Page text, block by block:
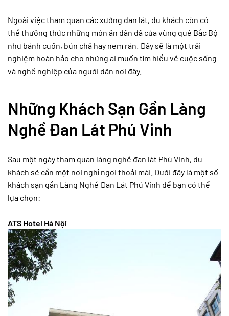
Ngoài việc tham quan các xưởng đan lát, du khách còn có
thể thưởng thức những món ăn dân dã của vùng quê Bắc Bộ
như bánh cuốn, bún chả hay nem rán. Đây sẽ là một trải
nghiệm hoàn hảo cho những ai muốn tìm hiểu về cuộc sống
và nghề nghiệp của người dân nơi đây.
Những Khách Sạn Gần Làng
Nghề Đan Lát Phú Vinh
Sau một ngày tham quan làng nghề đan lát Phú Vinh, du
khách sẽ cần một nơi nghỉ ngơi thoải mái. Dưới đây là một số
khách sạn gần Làng Nghề Đan Lát Phú Vinh để bạn có thể
lựa chọn:
ATS Hotel Hà Nội